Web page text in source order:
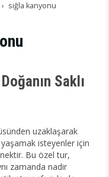
siğla kanyonu
Saklı
uzaklaşarak
isteyenler için
Bu özel tur,
zamanda nadir